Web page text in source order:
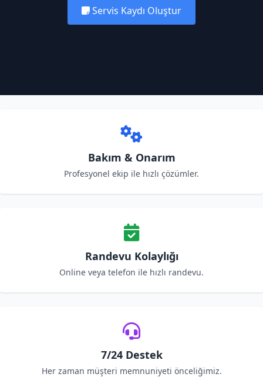
Servis Kaydı Oluştur
Bakım & Onarım
Profesyonel ekip ile hızlı çözümler.
Randevu Kolaylığı
Online veya telefon ile hızlı randevu.
7/24 Destek
Her zaman müşteri memnuniyeti önceliğimiz.